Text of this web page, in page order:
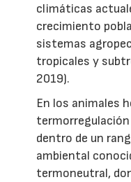
climáticas
crecimiento
sistemas
tropicales y
2019).
En los animales
dentro de un
ambiental
termoneutral,